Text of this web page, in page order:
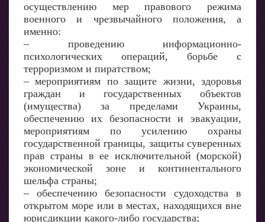
осуществлению мер правового режима
военного и чрезвычайного положения, а
именно:
– проведению информационно-
психологических операций, борьбе с
терроризмом и пиратством;
– мероприятиям по защите жизни, здоровья
граждан и государственных объектов
(имущества) за пределами Украины,
обеспечению их безопасности и эвакуации,
мероприятиям по усилению охраны
государственной границы, защиты суверенных
прав страны в ее исключительной (морской)
экономической зоне и континентального
шельфа страны;
– обеспечению безопасности судоходства в
открытом море или в местах, находящихся вне
юрисдикции какого-либо государства;